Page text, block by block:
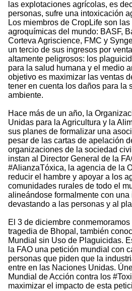
las explotaciones agrícolas, es
personas, sufre una intoxicación
Los miembros de CropLife son
agroquímicas del mundo: BASF,
Corteva Agriscience, FMC y
un tercio de sus ingresos por
altamente peligrosos: los
para la salud humana y el medio
objetivo es maximizar las ventas
tener en cuenta los daños para la
ambiente.
Hace más de un año, la
Unidas para la Agricultura y la
sus planes de formalizar una
pesar de las cartas de apelación
organizaciones de la sociedad
instan al Director General de la
#AlianzaTóxica, la agencia de la
reducir el hambre y apoyar a los
comunidades rurales de todo el
alineándose formalmente con una
devastando a las personas y al
El 3 de diciembre
tragedia de Bhopal, también
Mundial sin Uso de Plaguicidas.
la FAO una petición mundial con
personas que piden que la
entre en las Naciones Unidas.
Mundial de Acción contra los
maximizar el impacto de esta